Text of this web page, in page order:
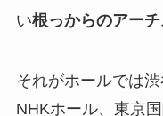
い根っからのアー
それがホールでは
NHKホール、東京国